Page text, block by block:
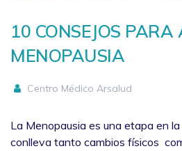
10 CONSEJOS
MENOPAUSIA
Centro Médico Arsalud
La Menopausia es una etapa en
conlleva tanto cambios físicos